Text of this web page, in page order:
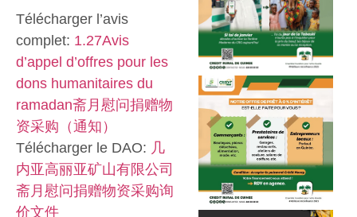
Télécharger l’avis
complet: 1.27Avis
d’appel d’offres pour les
dons humanitaires du
ramadan斋月慰问捐赠物
资采购（通知）
Télécharger le DAO: 几
内亚高丽亚矿山有限公司
斋月慰问捐赠物资采购询
价文件